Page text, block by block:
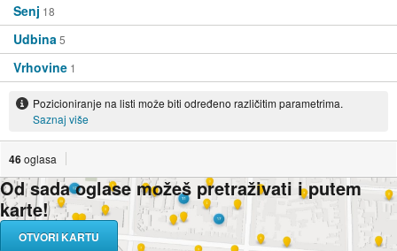
Senj 18
Udbina 5
Vrhovine 1
Pozicioniranje na listi može biti određeno različitim parametrima.
Saznaj više
46oglasa
Od sada oglase možeš pretraživati i putem
karte!
OTVORI KARTU